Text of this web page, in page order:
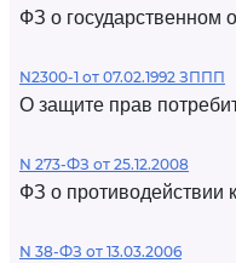
ФЗ о государственном
N2300-1 от 07.02.1992 ЗППП
О защите прав
N 273-ФЗ от 25.12.2008
ФЗ о противодействии
N 38-ФЗ от 13.03.2006